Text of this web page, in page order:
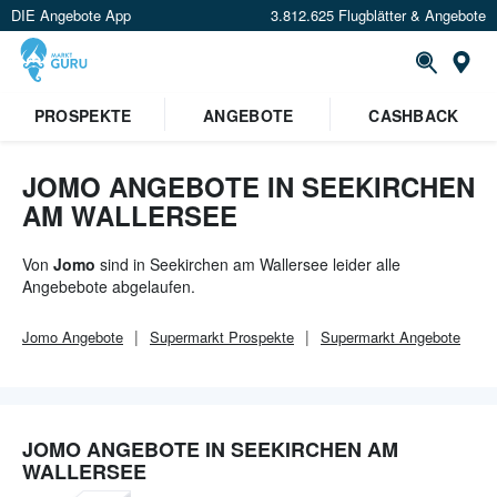
DIE Angebote App 3.812.625 Flugblätter & Angebote
Standort festlegen
PROSPEKTE ANGEBOTE CASHBACK
JOMO ANGEBOTE IN SEEKIRCHEN
AM WALLERSEE
Von Jomo sind in Seekirchen am Wallersee leider alle
Angebebote abgelaufen.
Jomo Angebote Supermarkt Prospekte Supermarkt Angebote
JOMO ANGEBOTE IN SEEKIRCHEN AM
WALLERSEE